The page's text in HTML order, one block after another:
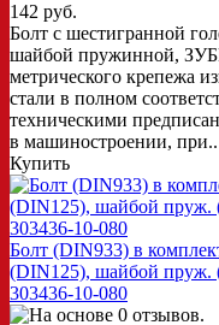
142 руб.
Болт с шестигранной
шайбой пружинной,
метрического крепежа
стали в полном
техническими
в машиностроении, при..
Купить
Болт (DIN933) в
(DIN125), шайбой пруж.
303436-10-080